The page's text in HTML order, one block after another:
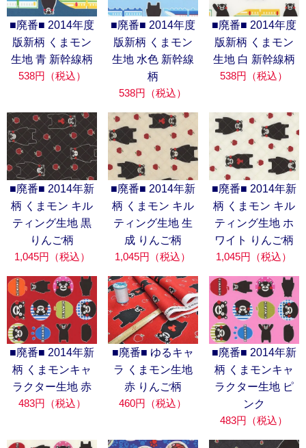
■廃番■ 2014年度
版新柄 くまモン
生地 青 新幹線柄
538円（税込）
■廃番■ 2014年度
版新柄 くまモン
生地 水色 新幹線
柄
538円（税込）
■廃番■ 2014年度
版新柄 くまモン
生地 白 新幹線柄
538円（税込）
■廃番■ 2014年新
柄 くまモン キル
ティング生地 黒
りんご柄
1,045円（税込）
■廃番■ 2014年新
柄 くまモン キル
ティング生地 生
成 りんご柄
1,045円（税込）
■廃番■ 2014年新
柄 くまモン キル
ティング生地 ホ
ワイト りんご柄
1,045円（税込）
■廃番■ 2014年新
柄 くまモンキャ
ラクター生地 赤
483円（税込）
■廃番■ ゆるキャ
ラ くまモン生地
赤 りんご柄
460円（税込）
■廃番■ 2014年新
柄 くまモンキャ
ラクター生地 ピ
ンク
483円（税込）